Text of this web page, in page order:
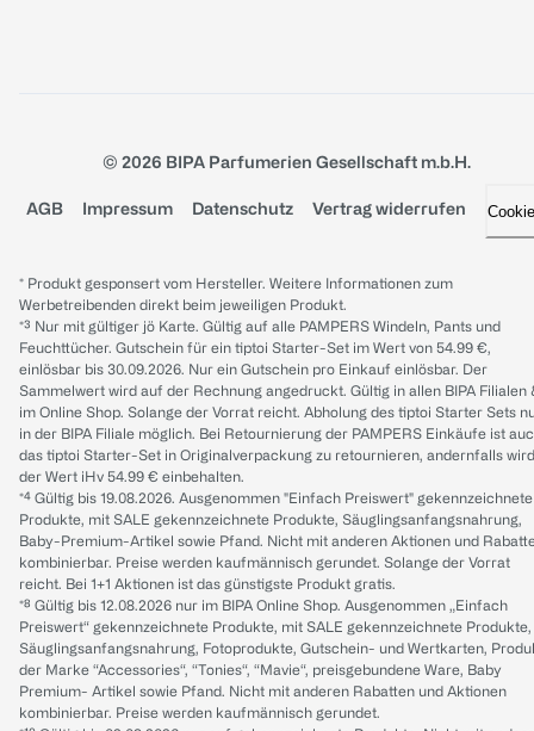
© 2026 BIPA Parfumerien Gesellschaft m.b.H.
AGB Impressum Datenschutz Vertrag widerrufen
* Produkt gesponsert vom Hersteller. Weitere Informationen zum
Werbetreibenden direkt beim jeweiligen Produkt.
*³ Nur mit gültiger jö Karte. Gültig auf alle PAMPERS Windeln, Pants und
Feuchttücher. Gutschein für ein tiptoi Starter-Set im Wert von 54.99 €,
einlösbar bis 30.09.2026. Nur ein Gutschein pro Einkauf einlösbar. Der
Sammelwert wird auf der Rechnung angedruckt. Gültig in allen BIPA Filialen
im Online Shop. Solange der Vorrat reicht. Abholung des tiptoi Starter Sets
in der BIPA Filiale möglich. Bei Retournierung der PAMPERS Einkäufe ist
das tiptoi Starter-Set in Originalverpackung zu retournieren, andernfalls wird
der Wert iHv 54.99 € einbehalten.
*⁴ Gültig bis 19.08.2026. Ausgenommen "Einfach Preiswert" gekennzeichnete
Produkte, mit SALE gekennzeichnete Produkte, Säuglingsanfangsnahrung,
Baby-Premium-Artikel sowie Pfand. Nicht mit anderen Aktionen und
kombinierbar. Preise werden kaufmännisch gerundet. Solange der Vorrat
reicht. Bei 1+1 Aktionen ist das günstigste Produkt gratis.
*⁸ Gültig bis 12.08.2026 nur im BIPA Online Shop. Ausgenommen „Einfach
Preiswert“ gekennzeichnete Produkte, mit SALE gekennzeichnete Produkte,
Säuglingsanfangsnahrung, Fotoprodukte, Gutschein- und Wertkarten,
der Marke “Accessories“, “Tonies“, “Mavie“, preisgebundene Ware, Baby
Premium- Artikel sowie Pfand. Nicht mit anderen Rabatten und Aktionen
kombinierbar. Preise werden kaufmännisch gerundet.